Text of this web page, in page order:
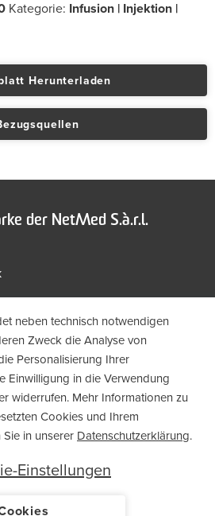
Kategorie: Infusion | Injektion |
Herunterladen
der NetMed S.à.r.l.
+352 267149 19
neben technisch notwendigen
Zweck die Analyse von
Personalisierung Ihrer
Einwilligung in die Verwendung
widerrufen. Mehr Informationen zu
Cookies und Ihrem
in unserer Datenschutzerklärung.
Einstellungen